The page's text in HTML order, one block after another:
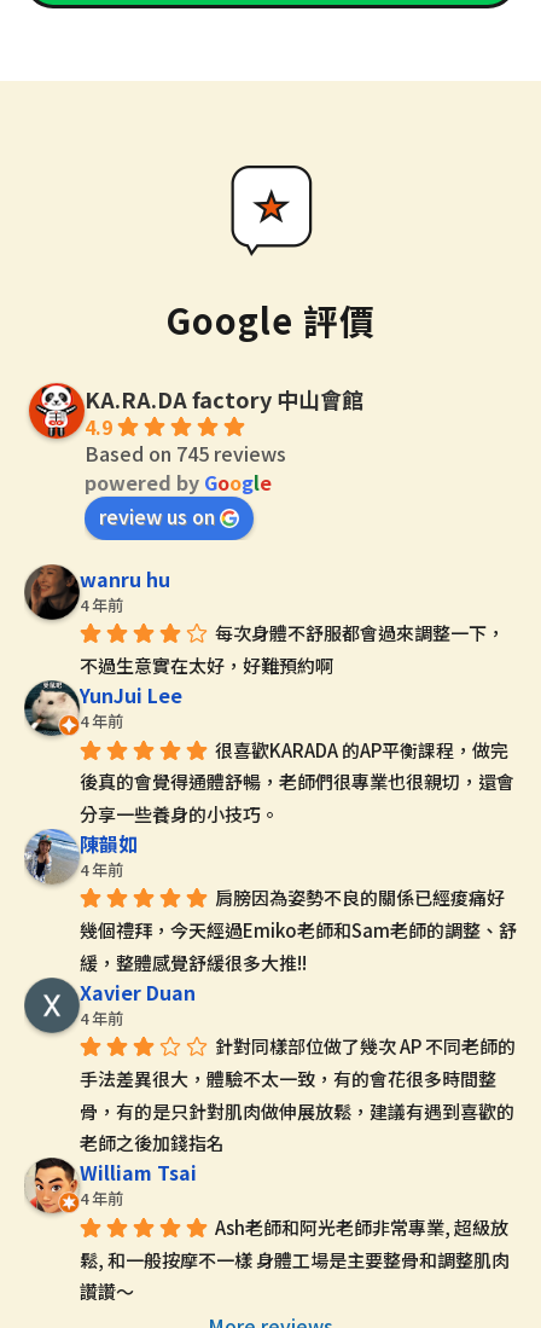
Google 評價
KA.RA.DA factory 中山會館
4.9
Based on 745 reviews
powered by Google
review us on
wanru hu
4 年前
每次身體不舒服都會過來調整一下，
不過生意實在太好，好難預約啊
YunJui Lee
4 年前
很喜歡KARADA 的AP平衡課程，做完
後真的會覺得通體舒暢，老師們很專業也很親切，還會
分享一些養身的小技巧。
陳韻如
4 年前
肩膀因為姿勢不良的關係已經痠痛好
幾個禮拜，今天經過Emiko老師和Sam老師的調整、舒
緩，整體感覺舒緩很多大推!!
Xavier Duan
4 年前
針對同樣部位做了幾次 AP 不同老師的
手法差異很大，體驗不太一致，有的會花很多時間整
骨，有的是只針對肌肉做伸展放鬆，建議有遇到喜歡的
老師之後加錢指名
William Tsai
4 年前
Ash老師和阿光老師非常專業, 超級放
鬆, 和一般按摩不一樣 身體工場是主要整骨和調整肌肉
讚讚～